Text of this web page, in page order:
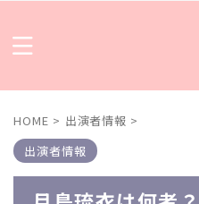
HOME > 出演者情報 >
出演者情報